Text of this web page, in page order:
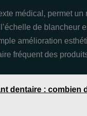
médical, permet
de blancheur
amélioration
fréquent des
dentaire : combien